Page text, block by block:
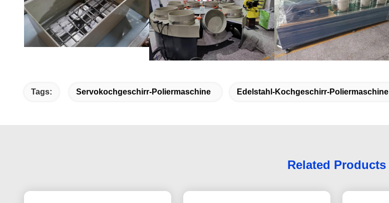
Tags: Servokochgeschirr-Poliermaschine Edelstahl-Kochgeschirr-Poliermaschine
Related Products